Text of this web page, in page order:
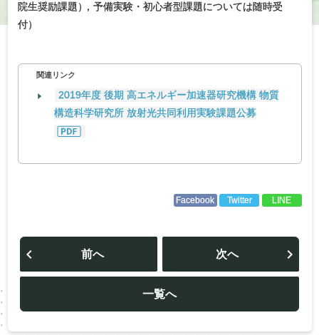
院生奨励課題） ，予備実験・初心者型課題については随時受
付）
関連リンク
2019年度 後期 高エネルギー加速器研究機構 物質
構造科学研究所 放射光共同利用実験課題公募
Facebook Twitter LINE
投
ビ
ー
シ
ョ
前へ
一覧へ
次へ